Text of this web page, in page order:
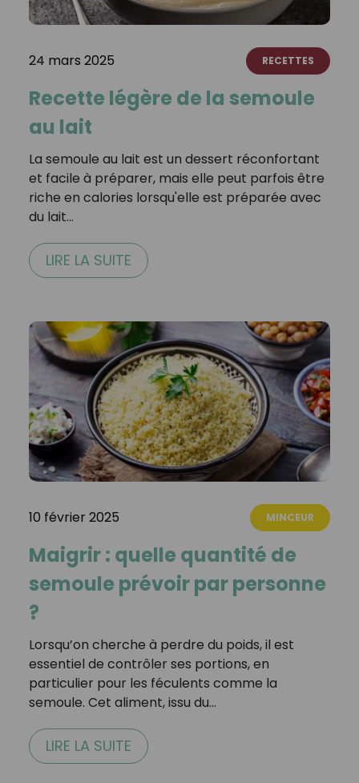
24 mars 2025 RECETTES
Recette légère de la semoule
au lait
La semoule au lait est un dessert réconfortant
et facile à préparer, mais elle peut parfois être
riche en calories lorsqu'elle est préparée avec
du lait…
LIRE LA SUITE
10 février 2025 MINCEUR
Maigrir : quelle quantité de
semoule prévoir par personne
?
Lorsqu’on cherche à perdre du poids, il est
essentiel de contrôler ses portions, en
particulier pour les féculents comme la
semoule. Cet aliment, issu du…
LIRE LA SUITE